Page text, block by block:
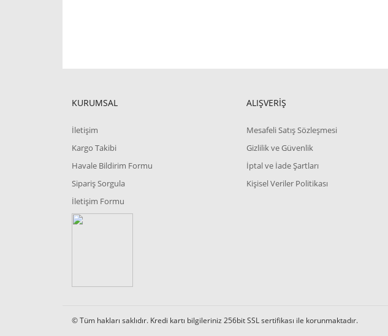
KURUMSAL
İletişim
Kargo Takibi
Havale Bildirim Formu
Sipariş Sorgula
İletişim Formu
ALIŞVERİŞ
Mesafeli Satış Sözleşmesi
Gizlilik ve Güvenlik
İptal ve İade Şartları
Kişisel Veriler Politikası
© Tüm hakları saklıdır. Kredi kartı bilgileriniz 256bit SSL sertifikası ile korunmaktadır.